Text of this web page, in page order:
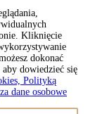
Kliknięcie
dokonać
dowiedzieć się
Polityką
dane osobowe